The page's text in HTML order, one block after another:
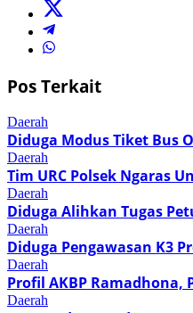
Pos Terkait
Daerah
Diduga Modus Tiket Bus
Daerah
Tim URC Polsek Ngaras
Daerah
Diduga Alihkan Tugas
Daerah
Diduga Pengawasan K3
Daerah
Profil AKBP Ramadhona,
Daerah